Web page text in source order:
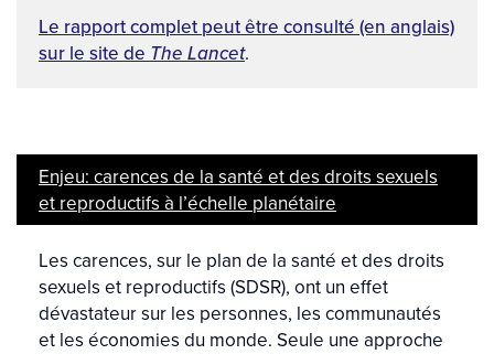
Le rapport complet peut être consulté (en anglais)
sur le site de The Lancet.
Enjeu: carences de la santé et des droits sexuels
et reproductifs à l’échelle planétaire
Les carences, sur le plan de la santé et des droits
sexuels et reproductifs (SDSR), ont un effet
dévastateur sur les personnes, les communautés
et les économies du monde. Seule une approche